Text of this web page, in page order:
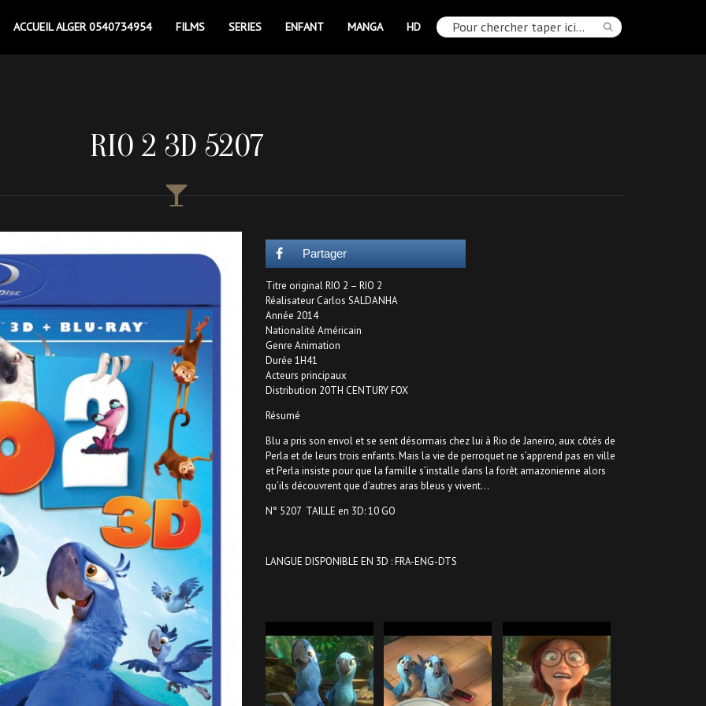
ACCUEIL ALGER 0540734954 FILMS SERIES ENFANT MANGA HD
RIO 2 3D 5207
Partager
Titre original RIO 2 – RIO 2
Réalisateur Carlos SALDANHA
Année 2014
Nationalité Américain
Genre Animation
Durée 1H41
Acteurs principaux
Distribution 20TH CENTURY FOX
Résumé
Blu a pris son envol et se sent désormais chez lui à Rio de Janeiro, aux côtés de
Perla et de leurs trois enfants. Mais la vie de perroquet ne s’apprend pas en ville
et Perla insiste pour que la famille s’installe dans la forêt amazonienne alors
qu’ils découvrent que d’autres aras bleus y vivent…
N° 5207 TAILLE en 3D: 10 GO
LANGUE DISPONIBLE EN 3D : FRA-ENG-DTS